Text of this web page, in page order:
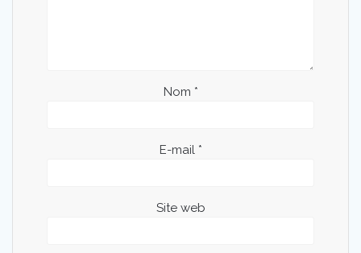
Nom *
E-mail *
Site web